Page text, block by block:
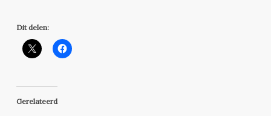
Dit delen:
Gerelateerd